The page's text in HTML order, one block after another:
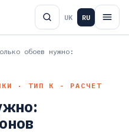
UK RU
обоев нужно:
· ТИП К - РАСЧЕТ